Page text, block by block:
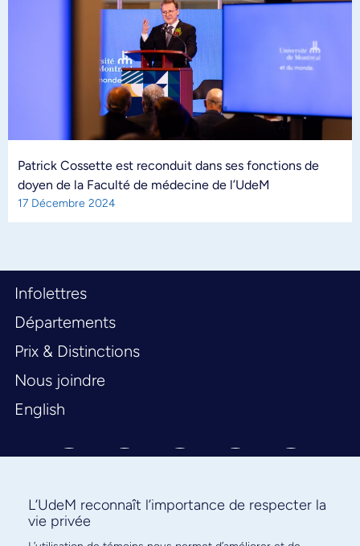
Patrick Cossette est reconduit dans ses fonctions de
doyen de la Faculté de médecine de l’UdeM
17 Décembre 2024
Infolettres
Départements
Prix & Distinctions
Nous joindre
English
L’UdeM reconnaît l’importance de respecter la
vie privée